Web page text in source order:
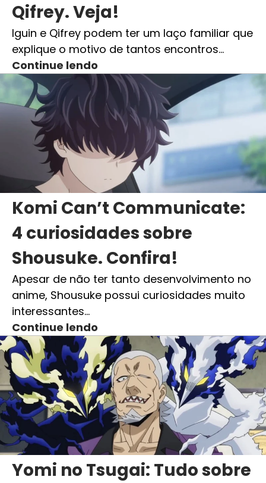
Qifrey. Veja!
Iguin e Qifrey podem ter um laço familiar que
explique o motivo de tantos encontros…
Continue lendo
Komi Can’t Communicate:
4 curiosidades sobre
Shousuke. Confira!
Apesar de não ter tanto desenvolvimento no
anime, Shousuke possui curiosidades muito
interessantes…
Continue lendo
Yomi no Tsugai: Tudo sobre